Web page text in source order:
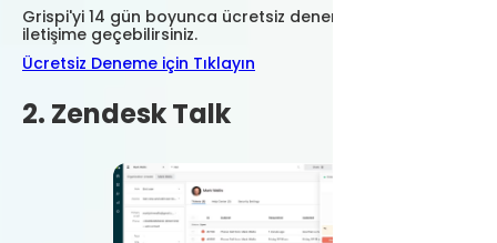
Grispi'yi 14 gün boyunca ücretsiz denemek için bizimle
iletişime geçebilirsiniz.
Ücretsiz Deneme için Tıklayın
2. Zendesk Talk